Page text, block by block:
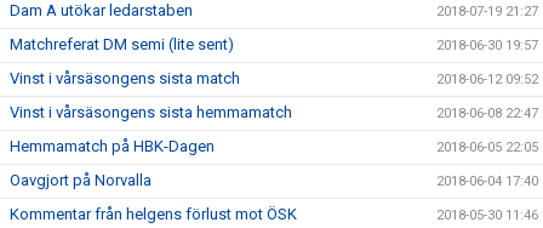
Dam A utökar ledarstaben 2018-07-19 21:27
Matchreferat DM semi (lite sent) 2018-06-30 19:57
Vinst i vårsäsongens sista match 2018-06-12 09:52
Vinst i vårsäsongens sista hemmamatch 2018-06-08 22:47
Hemmamatch på HBK-Dagen 2018-06-05 22:05
Oavgjort på Norvalla 2018-06-04 17:40
Kommentar från helgens förlust mot ÖSK 2018-05-30 11:46